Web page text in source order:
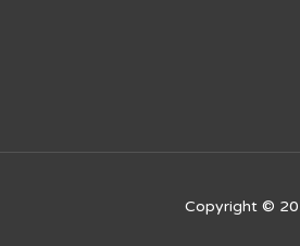
Copyright ©